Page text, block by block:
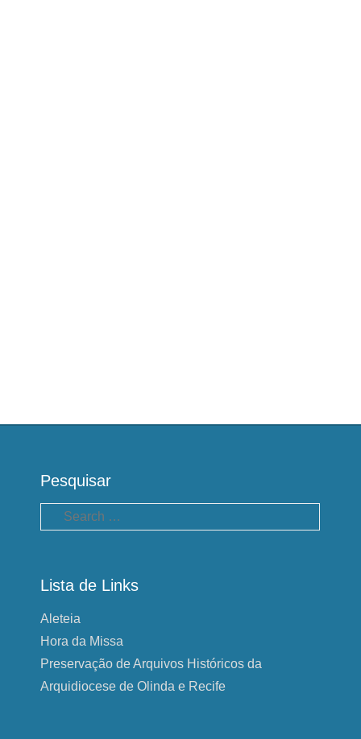
Pesquisar
Pesquisa
Lista de Links
Aleteia
Hora da Missa
Preservação de Arquivos Históricos da
Arquidiocese de Olinda e Recife